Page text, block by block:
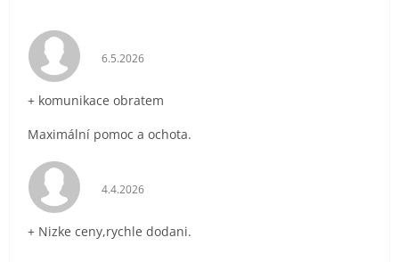
Hodnocení obchodu je 5 z 5 hvězdiček.
6.5.2026
+ komunikace obratem
Maximální pomoc a ochota.
Hodnocení obchodu je 5 z 5 hvězdiček.
4.4.2026
+ Nizke ceny,rychle dodani.